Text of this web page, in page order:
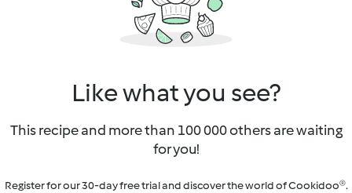
Like what you see?
This recipe and more than 100 000 others are waiting
for you!
Register for our 30-day free trial and discover the world of Cookidoo®.